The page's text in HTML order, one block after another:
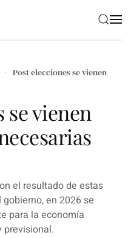
Post elecciones se vienen
se vienen
el resultado de estas
en 2026 se
para la economía
previsional.